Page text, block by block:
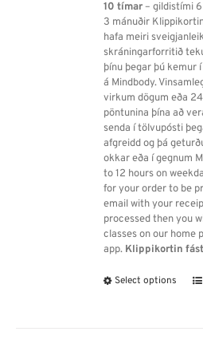
10 tímar– gildistími
3 mánuðir
hafa meiri
skráningarforritið
þínu þegar þú kemur
á Mindbody.
virkum dögum eða
pöntunina þína að
senda í tölvupósti
afgreidd og þá
okkar eða í gegnum
to 12 hours on
for your order to be
email with your
processed then you
classes on our home
app. Klippikortin
Select options